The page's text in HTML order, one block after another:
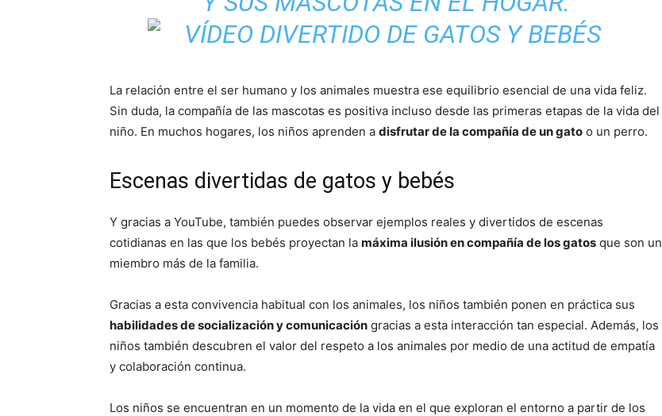
Fotos
La relación entre el ser humano y los animales muestra ese equilibrio esencial de una vida feliz.
Sin duda, la compañía de las mascotas es positiva incluso desde las primeras etapas de la vida del
niño. En muchos hogares, los niños aprenden a disfrutar de la compañía de un gato o un perro.
Escenas divertidas de gatos y bebés
Y gracias a YouTube, también puedes observar ejemplos reales y divertidos de escenas
cotidianas en las que los bebés proyectan la máxima ilusión en compañía de los gatos que son un
miembro más de la familia.
Gracias a esta convivencia habitual con los animales, los niños también ponen en práctica sus
habilidades de socialización y comunicación gracias a esta interacción tan especial. Además, los
niños también descubren el valor del respeto a los animales por medio de una actitud de empatía
y colaboración continua.
Los niños se encuentran en un momento de la vida en el que exploran el entorno a partir de los